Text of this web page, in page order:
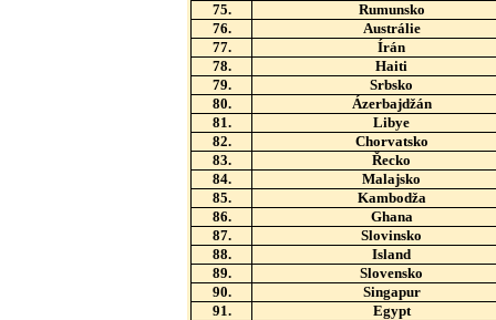
75.
Rumunsko
76.
Austrálie
77.
Írán
78.
Haiti
79.
Srbsko
80.
Ázerbajdžán
81.
Libye
82.
Chorvatsko
83.
Řecko
84.
Malajsko
85.
Kambodža
86.
Ghana
87.
Slovinsko
88.
Island
89.
Slovensko
90.
Singapur
91.
Egypt